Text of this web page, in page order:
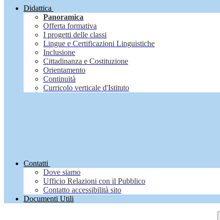
Didattica
Panoramica
Offerta formativa
I progetti delle classi
Lingue e Certificazioni Linguistiche
Inclusione
Cittadinanza e Costituzione
Orientamento
Continuità
Curricolo verticale d'Istituto
Contatti
Dove siamo
Ufficio Relazioni con il Pubblico
Contatto accessibilità sito
Documenti Utili